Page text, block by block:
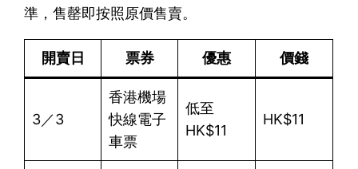
準，售罄即按照原價售賣。
開賣日 票券 優惠 價錢
3／3
香港機場
快線電子
車票
低至
HK$11
HK$11